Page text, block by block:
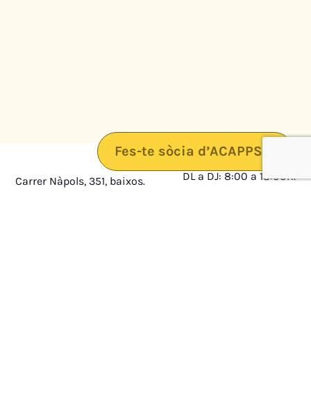
Fes-te sòcia d’ACAPPS
Carrer Nàpols, 351, baixos.
08025 · Barcelona
DL a DJ: 8:00 a 18:00h.